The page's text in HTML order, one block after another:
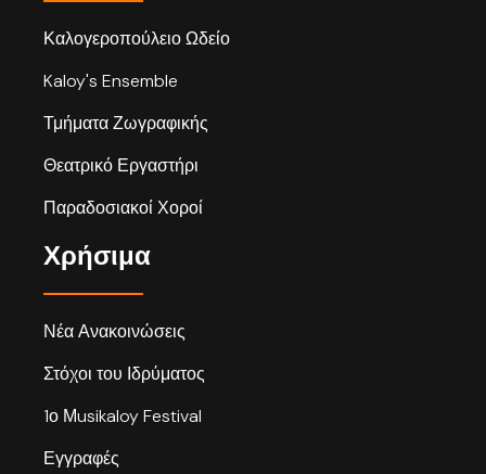
Καλογεροπούλειο Ωδείο
Kaloy's Ensemble
Τμήματα Ζωγραφικής
Θεατρικό Εργαστήρι
Παραδοσιακοί Χοροί
Χρήσιμα
Νέα Ανακοινώσεις
Στόχοι του Ιδρύματος
1ο Μusikaloy Festival
Εγγραφές